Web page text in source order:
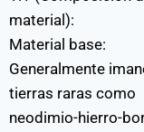
material):
Material base:
Generalmente
tierras raras como
neodimio-hierro-